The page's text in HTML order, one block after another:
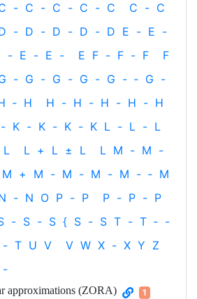
- C - C - C - C C - C
- D - D - D - D E - E -
- E - E - E F - F - F
F
- G - G - G - G - ‐ G -
‐ H H - H - H - H - H
- K - K - K - K L - L - L
L L + L ± L L M - M -
M + M - M - M - M - ‐ M
- N O P - P P - P - P
- S - S { S - S T - T ‐ -
- T U V V W X - X Y Z
-
approximations (ZORA) 1